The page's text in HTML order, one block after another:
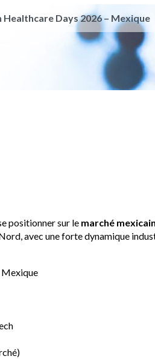
Healthcare Days 2026 – Mexique
positionner sur le marché
avec une forte dynamique
Mexique